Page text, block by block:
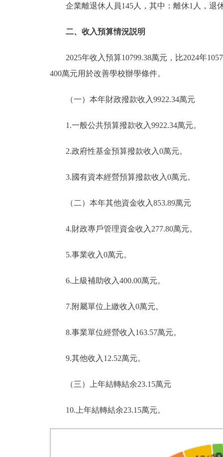
企業離退休人員145人，其中：離休1人，退
二、收入預算情況説明
2025年收入預算10799.38萬元，比2024年
400萬元用於改善學校辦學條件。
（一）本年財政撥款收入9922.34萬元
1.一般公共預算撥款收入9922.34萬元。
2.政府性基金預算撥款收入0萬元。
3.國有資本經營預算撥款收入0萬元。
（二）本年其他資金收入853.89萬元
4.財政專戶管理資金收入277.80萬元。
5.事業收入0萬元。
6.上級補助收入400.00萬元。
7.附屬單位上繳收入0萬元。
8.事業單位經營收入163.57萬元。
9.其他收入12.52萬元。
（三）上年結轉結余23.15萬元
10.上年結轉結余23.15萬元。